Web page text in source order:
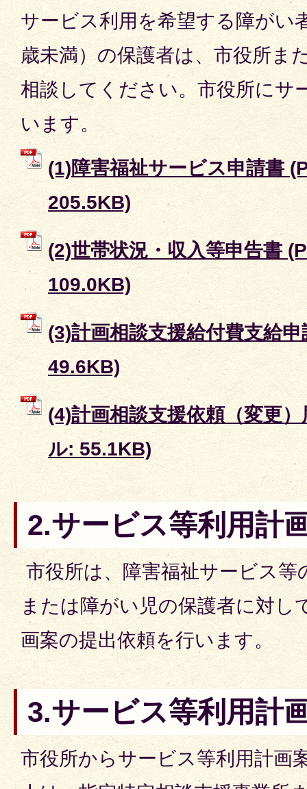
サービス利用を希望する障がい
歳未満）の保護者は、市役所ま
相談してください。市役所にサ
います。
(1)障害福祉サービス申請書
205.5KB)
(2)世帯状況・収入等申告書
109.0KB)
(3)計画相談支援給付費支給
49.6KB)
(4)計画相談支援依頼（変更
ル: 55.1KB)
2.サービス等利用計
市役所は、障害福祉サービス等
または障がい児の保護者に対し
画案の提出依頼を行います。
3.サービス等利用計
市役所からサービス等利用計画